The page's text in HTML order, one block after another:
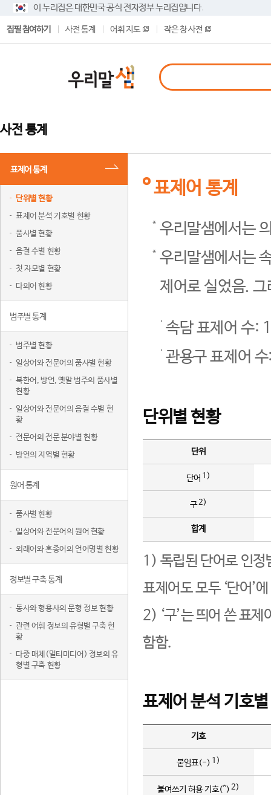
이 누리집은 대한민국 공식 전자정부 누리집입니다.
집필 참여하기 사전 통계 어휘 지도 작은 창 사전
사전 통계
표제어 통계
단위별 현황
표제어 분석 기호별 현황
품사별 현황
음절 수별 현황
첫 자모별 현황
다의어 현황
범주별 통계
범주별 현황
일상어와 전문어의 품사별 현황
북한어, 방언, 옛말 범주의 품사별
현황
일상어와 전문어의 음절 수별 현
황
전문어의 전문 분야별 현황
방언의 지역별 현황
원어 통계
품사별 현황
일상어와 전문어의 원어 현황
외래어와 혼종어의 언어명별 현황
정보별 구축 통계
동사와 형용사의 문형 정보 현황
관련 어휘 정보의 유형별 구축 현
황
다중 매체(멀티미디어) 정보의 유
형별 구축 현황
표제어 통계
우리말샘에서는
우리말샘에서는
제어로 실었음.
속담 표제어 수:
관용구 표제어
단위별 현황
단위
단어 1)
구2)
합계
1) 독립된 단어로 인정
표제어도 모두 ‘단어’
2) ‘구’는 띄어 쓴 표
함함.
표제어 분석 기호
기호
붙임표(-) 1)
붙여쓰기 허용 기호(^) 2)